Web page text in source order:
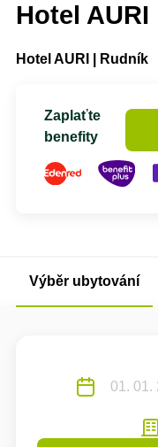
Hotel AURI
Hotel AURI | Rudník
Zaplaťte
benefity
Výběr ubytování